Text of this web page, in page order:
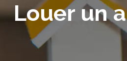
Louer un